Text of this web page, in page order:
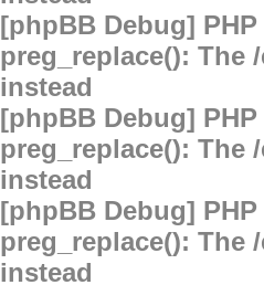
[phpBB Debug]
preg_replace(): The
instead
[phpBB Debug]
preg_replace(): The
instead
[phpBB Debug]
preg_replace(): The
instead